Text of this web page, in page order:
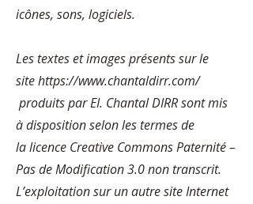
icônes, sons, logiciels.
Les textes et images présents sur le
sitehttps://www.chantaldirr.com/
produits par EI. Chantal DIRR sont mis
à disposition selon les termes de
lalicence Creative Commons Paternité –
Pas de Modification 3.0 non transcrit.
L’exploitation sur un autre site Internet